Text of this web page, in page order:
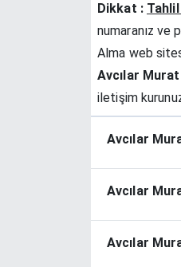
Dikkat :
numaranız ve
Alma web
Avcılar
iletişim
Avcılar
Avcılar
Avcılar